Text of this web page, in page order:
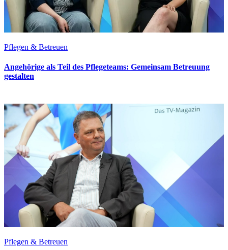
Pflegen & Betreuen
Angehörige als Teil des Pflegeteams: Gemeinsam Betreuung
gestalten
Pflegen & Betreuen